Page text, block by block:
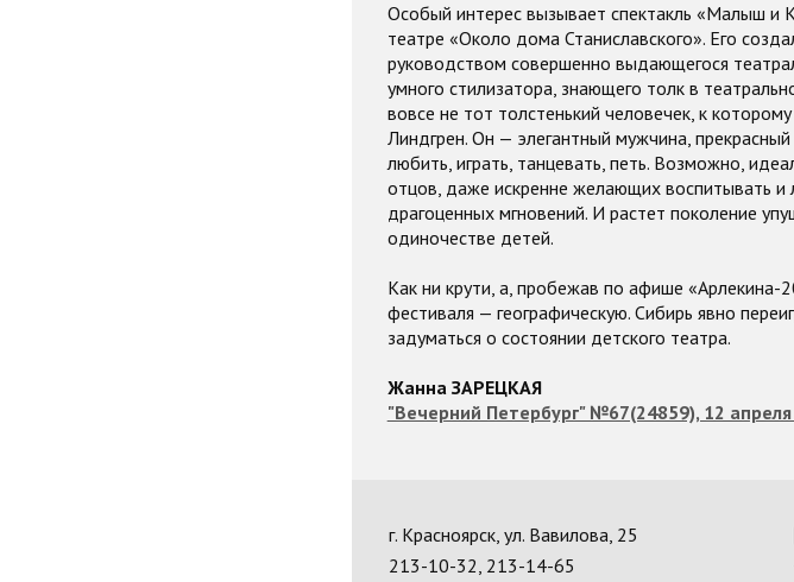
Особый интерес вызывает спектакль «Малыш и
театре «Около дома Станиславского». Его
руководством совершенно выдающегося
умного стилизатора, знающего толк в
вовсе не тот толстенький человечек, к
Линдгрен. Он — элегантный мужчина,
любить, играть, танцевать, петь. Возможно,
отцов, даже искренне желающих воспитывать и
драгоценных мгновений. И растет поколение
одиночестве детей.
Как ни крути, а, пробежав по афише «Арлекина-
фестиваля — географическую. Сибирь явно
задуматься о состоянии детского театра.
Жанна ЗАРЕЦКАЯ
"Вечерний Петербург" №67(24859), 12 апреля
г. Красноярск, ул. Вавилова, 25
213-10-32, 213-14-65